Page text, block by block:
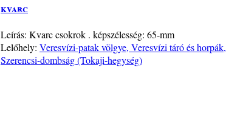
kvarc
Leírás: Kvarc csokrok . képszélesség: 65-mm
Lelőhely: Veresvízi-patak völgye, Veresvízi táró és
Szerencsi-dombság (Tokaji-hegység)